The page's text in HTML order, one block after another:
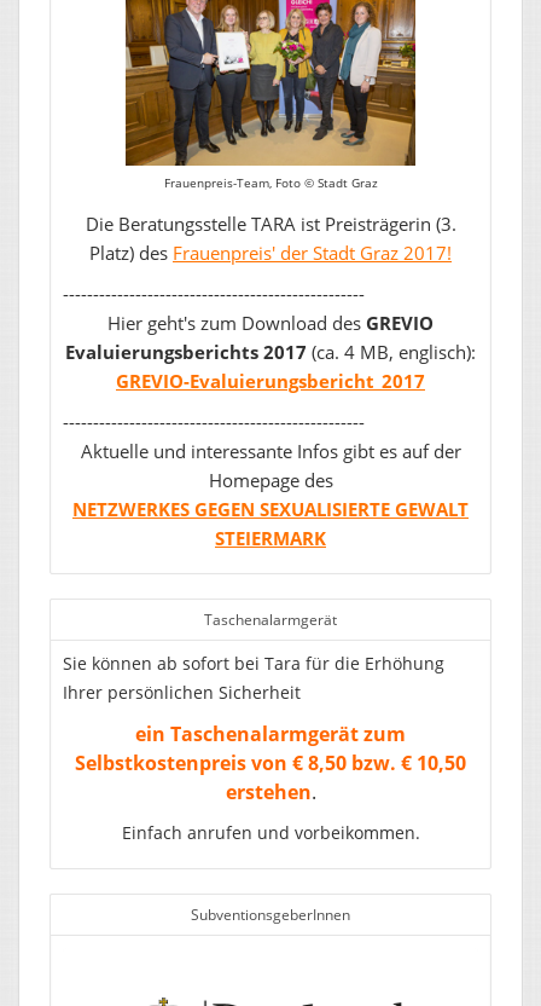
Frauenpreis-Team, Foto © Stadt Graz
Die Beratungsstelle TARA ist Preisträgerin (3.
Platz) des Frauenpreis' der Stadt Graz 2017!
--------------------------------------------------
Hier geht's zum Download des GREVIO
Evaluierungsberichts 2017 (ca. 4 MB, englisch):
GREVIO-Evaluierungsbericht_2017
--------------------------------------------------
Aktuelle und interessante Infos gibt es auf der
Homepage des
NETZWERKES GEGEN SEXUALISIERTE GEWALT
STEIERMARK
Taschenalarmgerät
Sie können ab sofort bei Tara für die Erhöhung
Ihrer persönlichen Sicherheit
ein Taschenalarmgerät zum
Selbstkostenpreis von € 8,50 bzw. € 10,50
erstehen.
Einfach anrufen und vorbeikommen.
SubventionsgeberInnen